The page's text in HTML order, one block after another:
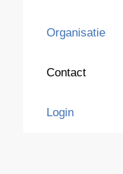
Organisatie
Contact
Login